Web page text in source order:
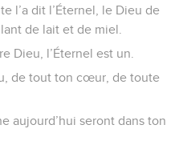
l’a dit l’Éternel, le Dieu de
de lait et de miel.
Dieu, l’Éternel est un.
de tout ton cœur, de toute
aujourd’hui seront dans ton